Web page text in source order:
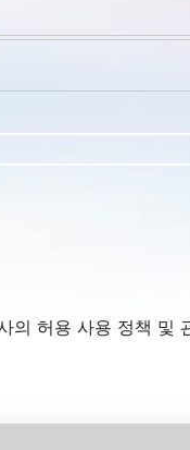
의 허용 사용 정책 및